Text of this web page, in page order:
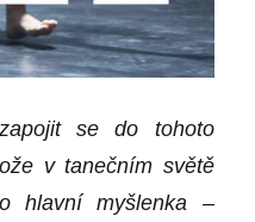
se do tohoto
v tanečním světě
hlavní myšlenka –